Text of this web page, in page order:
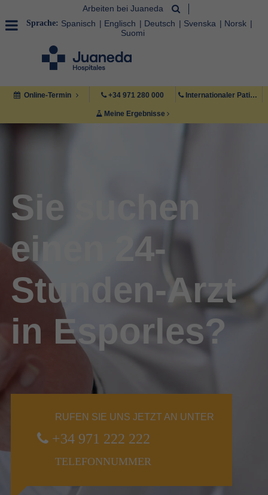
Arbeiten bei Juaneda
Sprache: Spanisch Englisch Deutsch Svenska
Norsk
Suomi
Online-Termin +34 971 280 000 Internationaler Patient +34 971 222 222
Meine Ergebnisse
Sie suchen
einen 24-
Stunden-Arzt
in Esporles?
RUFEN SIE UNS JETZT AN UNTER
+34 971 222 222
TELEFONNUMMER